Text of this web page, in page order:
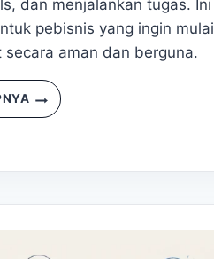
dan menjalankan tugas. Ini
pebisnis yang ingin mulai
secara aman dan berguna.